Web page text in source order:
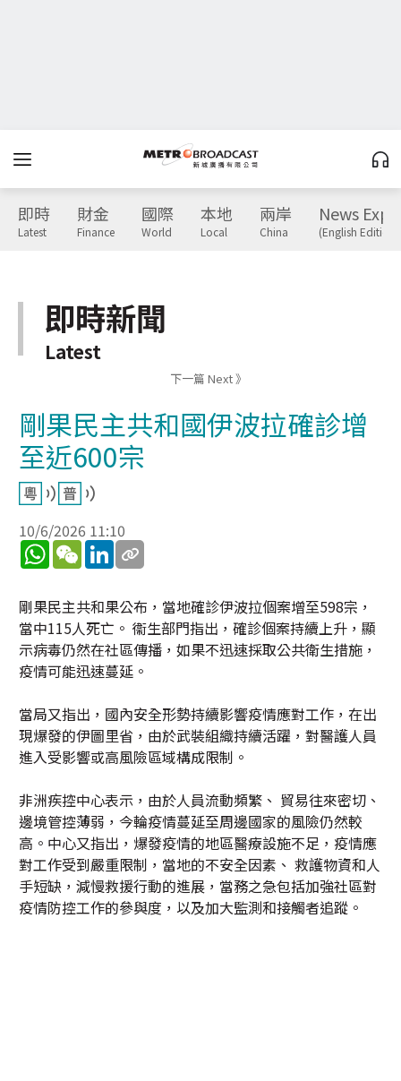
即時
Latest
財金
Finance
國際
World
本地
Local
兩岸
China
News
(English Edition)
即時新聞
Latest
下一篇 Next 》
剛果民主共和國伊波拉確診增
至近600宗
10/6/2026 11:10
WhatsApp
WeChatLinkedIn
剛果民主共和果公布，當地確診伊波拉個案增至598宗，
當中115人死亡。 衞生部門指出，確診個案持續上升，顯
示病毒仍然在社區傳播，如果不迅速採取公共衛生措施，
疫情可能迅速蔓延。
當局又指出，國內安全形勢持續影響疫情應對工作，在出
現爆發的伊圖里省，由於武裝組織持續活躍，對醫護人員
進入受影響或高風險區域構成限制。
非洲疾控中心表示，由於人員流動頻繁、 貿易往來密切、
邊境管控薄弱，今輪疫情蔓延至周邊國家的風險仍然較
高。中心又指出，爆發疫情的地區醫療設施不足，疫情應
對工作受到嚴重限制，當地的不安全因素、 救護物資和人
手短缺，減慢救援行動的進展，當務之急包括加強社區對
疫情防控工作的參與度，以及加大監測和接觸者追蹤。